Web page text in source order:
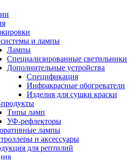
и лампы
Лампы
Специализированные светильники
Дополнительные устройства
Спецификация
Инфракрасные обогреватели
Изделия для сушки краски
Типы ламп
УФ-рефлекторы
лампы
и аксессуары
для рептилий